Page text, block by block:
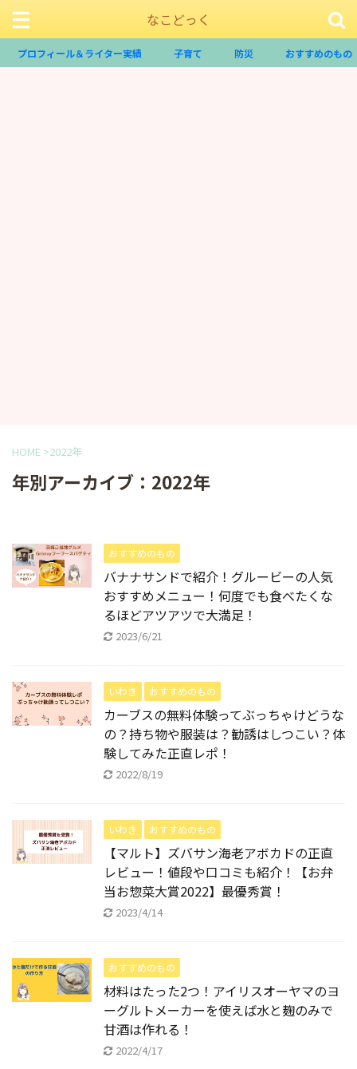
なこどっく
プロフィール＆ライター実績 子育て 防災 おすすめのもの
HOME >2022年
年別アーカイブ：2022年
おすすめのもの
バナナサンドで紹介！グルービーの人気
おすすめメニュー！何度でも食べたくな
るほどアツアツで大満足！
2023/6/21
いわき おすすめのもの
カーブスの無料体験ってぶっちゃけどうな
の？持ち物や服装は？勧誘はしつこい？体
験してみた正直レポ！
2022/8/19
いわき おすすめのもの
【マルト】ズバサン海老アボカドの正直
レビュー！値段や口コミも紹介！【お弁
当お惣菜大賞2022】最優秀賞！
2023/4/14
おすすめのもの
材料はたった2つ！アイリスオーヤマのヨ
ーグルトメーカーを使えば水と麹のみで
甘酒は作れる！
2022/4/17